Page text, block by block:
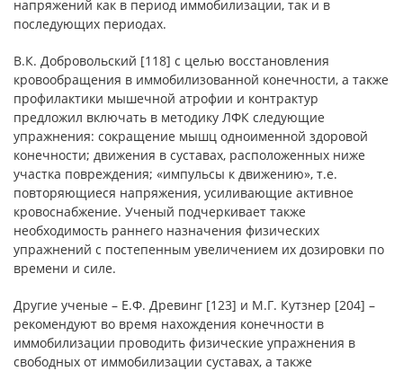
напряжений как в период иммобилизации, так и в
последующих периодах.
В.К. Добровольский [118] с целью восстановления
кровообращения в иммобилизованной конечности, а также
профилактики мышечной атрофии и контрактур
предложил включать в методику ЛФК следующие
упражнения: сокращение мышц одноименной здоровой
конечности; движения в суставах, расположенных ниже
участка повреждения; «импульсы к движению», т.е.
повторяющиеся напряжения, усиливающие активное
кровоснабжение. Ученый подчеркивает также
необходимость раннего назначения физических
упражнений с постепенным увеличением их дозировки по
времени и силе.
Другие ученые – Е.Ф. Древинг [123] и М.Г. Кутзнер [204] –
рекомендуют во время нахождения конечности в
иммобилизации проводить физические упражнения в
свободных от иммобилизации суставах, а также